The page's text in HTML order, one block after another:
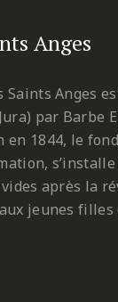
Anges
Saints Anges
par Barbe
en 1844, le
après la
jeunes